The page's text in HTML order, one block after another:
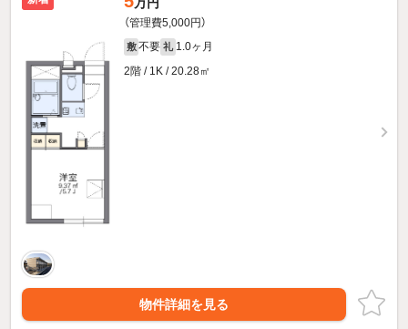
（管理費5,000円）
敷 不要 礼 1.0ヶ月
2階 / 1K / 20.28㎡
物件詳細を見る